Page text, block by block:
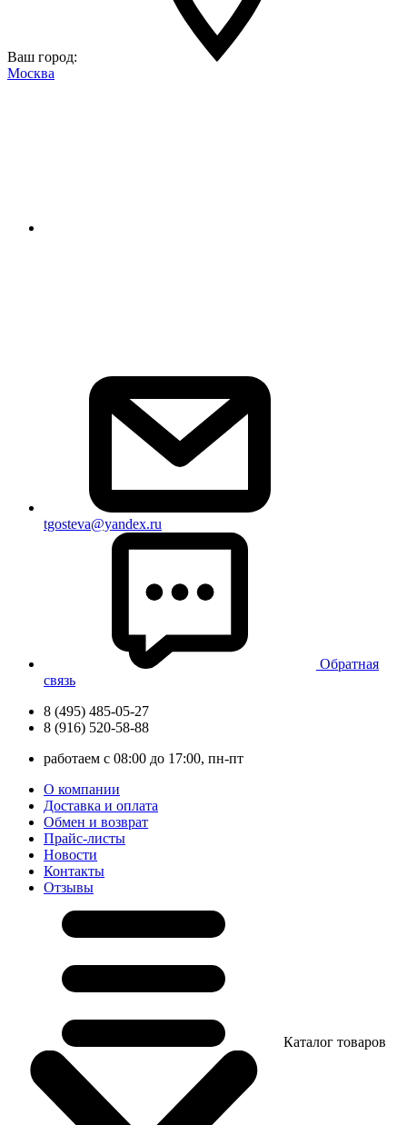
Ваш город:
Москва
tgosteva@yandex.ru
Обратная
связь
8 (495) 485-05-27
8 (916) 520-58-88
работаем с 08:00 до 17:00, пн-пт
О компании
Доставка и оплата
Обмен и возврат
Прайс-листы
Новости
Контакты
Отзывы
Каталог товаров